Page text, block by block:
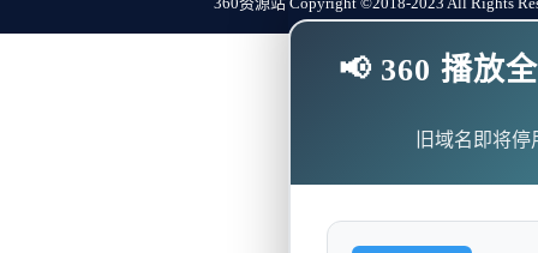
📢 360 播放
旧域名即将